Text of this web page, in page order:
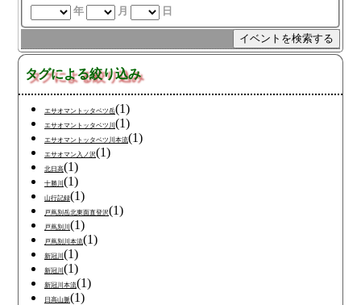
年
月 日
タグによる絞り込み
エサオマントッタベツ岳(1)
エサオマントッタベツ川 (1)
エサオマントッタベツ川本流(1)
エサオマン入ノ沢(1)
北日高(1)
十勝川 (1)
山行記録(1)
戸蔦別岳北東面直登沢(1)
戸蔦別川 (1)
戸蔦別川本流(1)
新冠川 (1)
新冠川 (1)
新冠川本流(1)
日高山脈(1)